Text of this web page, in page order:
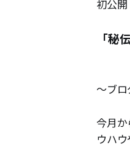
初公
「
〜ブ
今月
ウハ